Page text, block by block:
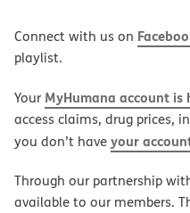
Connect with us on
playlist.
Your MyHumana account is
access claims, drug prices,
you don’t haveyour
Through our partnership
available to our members.